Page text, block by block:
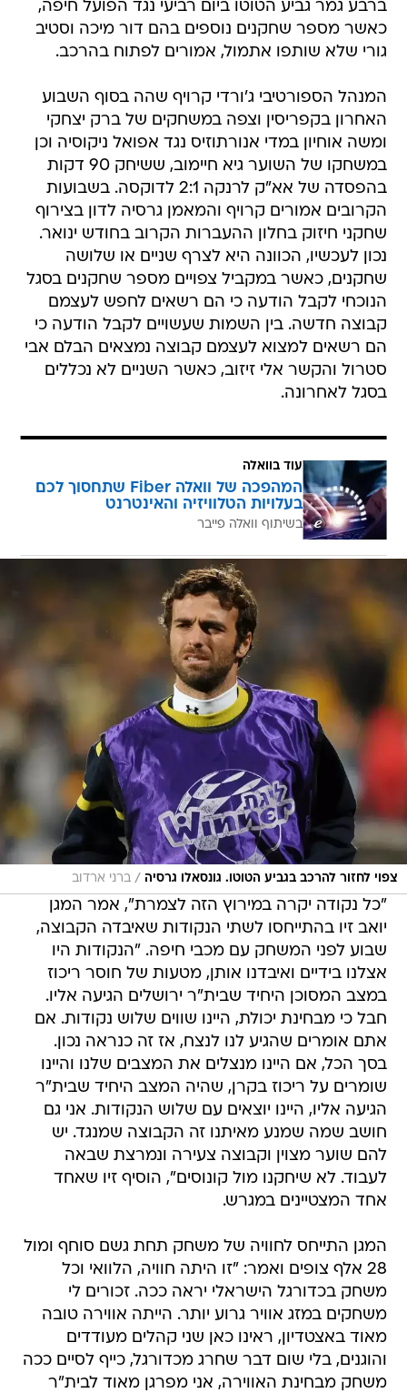
ברבע גמר גביע הטוטו ביום רביעי נגד הפועל חיפה,
כאשר מספר שחקנים נוספים בהם דור מיכה וסטיב
גורי שלא שותפו אתמול, אמורים לפתוח בהרכב.
המנהל הספורטיבי ג'ורדי קרויף שהה בסוף השבוע
האחרון בקפריסין וצפה במשחקים של ברק יצחקי
ומשה אוחיון במדי אנורתוזיס נגד אפואל ניקוסיה וכן
במשחקו של השוער גיא חיימוב, ששיחק 90 דקות
בהפסדה של אא"ק לרנקה 2:1 לדוקסה. בשבועות
הקרובים אמורים קרויף והמאמן גרסיה לדון בצירוף
שחקני חיזוק בחלון ההעברות הקרוב בחודש ינואר.
נכון לעכשיו, הכוונה היא לצרף שניים או שלושה
שחקנים, כאשר במקביל צפויים מספר שחקנים בסגל
הנוכחי לקבל הודעה כי הם רשאים לחפש לעצמם
קבוצה חדשה. בין השמות שעשויים לקבל הודעה כי
הם רשאים למצוא לעצמם קבוצה נמצאים הבלם אבי
סטרול והקשר אלי זיזוב, כאשר השניים לא נכללים
בסגל לאחרונה.
עוד בוואלה
המהפכה של וואלה Fiber שתחסוך לכם
בעלויות הטלוויזיה והאינטרנט
בשיתוף וואלה פייבר
צפוי לחזור להרכב בגביע הטוטו. גונסאלו גרסיה / ברני ארדוב
"כל נקודה יקרה במירוץ הזה לצמרת", אמר המגן
יואב זיו בהתייחסו לשתי הנקודות שאיבדה הקבוצה,
שבוע לפני המשחק עם מכבי חיפה. "הנקודות היו
אצלנו בידיים ואיבדנו אותן, מטעות של חוסר ריכוז
במצב המסוכן היחיד שבית"ר ירושלים הגיעה אליו.
חבל כי מבחינת יכולת, היינו שווים שלוש נקודות. אם
אתם אומרים שהגיע לנו לנצח, אז זה כנראה נכון.
בסך הכל, אם היינו מנצלים את המצבים שלנו והיינו
שומרים על ריכוז בקרן, שהיה המצב היחיד שבית"ר
הגיעה אליו, היינו יוצאים עם שלוש הנקודות. אני גם
חושב שמה שמנע מאיתנו זה הקבוצה שמנגד. יש
להם שוער מצוין וקבוצה צעירה ונמרצת שבאה
לעבוד. לא שיחקנו מול קונוסים", הוסיף זיו שאחד
אחד המצטיינים במגרש.
המגן התייחס לחוויה של משחק תחת גשם סוחף ומול
28 אלף צופים ואמר: "זו היתה חוויה, הלוואי וכל
משחק בכדורגל הישראלי יראה ככה. זכורים לי
משחקים במזג אוויר גרוע יותר. הייתה אווירה טובה
מאוד באצטדיון, ראינו כאן שני קהלים מעודדים
והוגנים, בלי שום דבר שחרג מכדורגל, כייף לסיים ככה
משחק מבחינת האווירה, אני מפרגן מאוד לבית"ר